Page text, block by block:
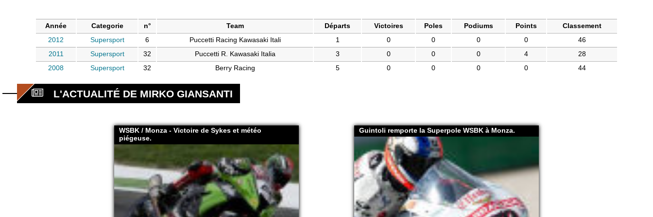
Année Categorie n° Team Départs Victoires Poles Podiums Points
Classement
2012
Supersport 6 Puccetti Racing Kawasaki Itali 1 0 0 0 0
46
2011
Supersport 32 Puccetti R. Kawasaki Italia 3 0 0 0 4
28
2008
Supersport 32 Berry Racing 5 0 0 0 0 44
L'ACTUALITÉ DE MIRKO GIANSANTI
WSBK / Monza - Victoire de Sykes et météo
piégeuse.
Guintoli remporte la Superpole WSBK à Monza.